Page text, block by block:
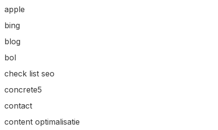
apple
bing
blog
bol
check list seo
concrete5
contact
content optimalisatie